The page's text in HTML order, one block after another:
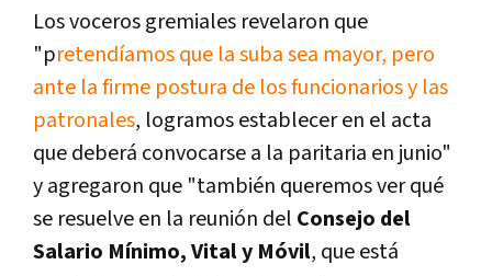
Los voceros gremiales revelaron que
"pretendíamos que la suba sea mayor, pero
ante la firme postura de los funcionarios y las
patronales, logramos establecer en el acta
que deberá convocarse a la paritaria en junio"
y agregaron que "también queremos ver qué
se resuelve en la reunión del Consejo del
Salario Mínimo, Vital y Móvil, que está